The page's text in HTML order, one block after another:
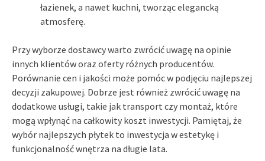
łazienek, a nawet kuchni, tworząc elegancką
atmosferę.
Przy wyborze dostawcy warto zwrócić uwagę na opinie
innych klientów oraz oferty różnych producentów.
Porównanie cen i jakości może pomóc w podjęciu najlepszej
decyzji zakupowej. Dobrze jest również zwrócić uwagę na
dodatkowe usługi, takie jak transport czy montaż, które
mogą wpłynąć na całkowity koszt inwestycji. Pamiętaj, że
wybór najlepszych płytek to inwestycja w estetykę i
funkcjonalność wnętrza na długie lata.